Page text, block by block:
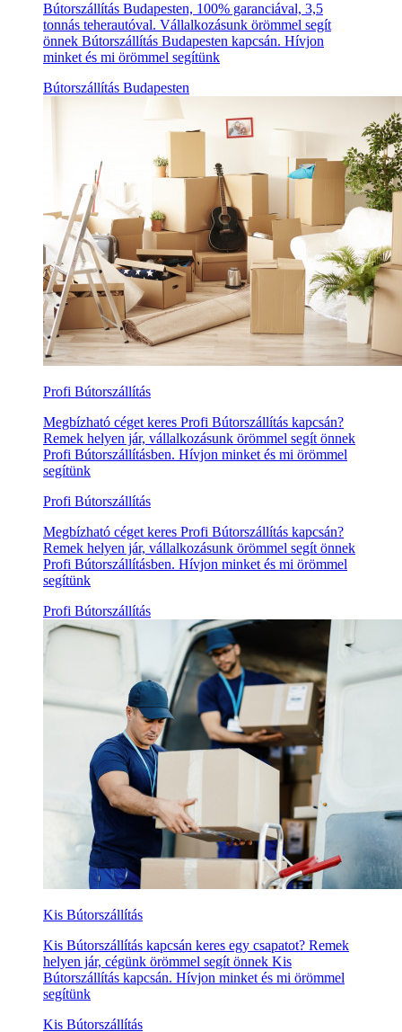
Bútorszállítás Budapesten, 100% garanciával, 3,5
tonnás teherautóval. Vállalkozásunk örömmel segít
önnek Bútorszállítás Budapesten kapcsán. Hívjon
minket és mi örömmel segítünk
Bútorszállítás Budapesten
Profi Bútorszállítás
Megbízható céget keres Profi Bútorszállítás kapcsán?
Remek helyen jár, vállalkozásunk örömmel segít önnek
Profi Bútorszállításben. Hívjon minket és mi örömmel
segítünk
Profi Bútorszállítás
Megbízható céget keres Profi Bútorszállítás kapcsán?
Remek helyen jár, vállalkozásunk örömmel segít önnek
Profi Bútorszállításben. Hívjon minket és mi örömmel
segítünk
Profi Bútorszállítás
Kis Bútorszállítás
Kis Bútorszállítás kapcsán keres egy csapatot? Remek
helyen jár, cégünk örömmel segít önnek Kis
Bútorszállítás kapcsán. Hívjon minket és mi örömmel
segítünk
Kis Bútorszállítás